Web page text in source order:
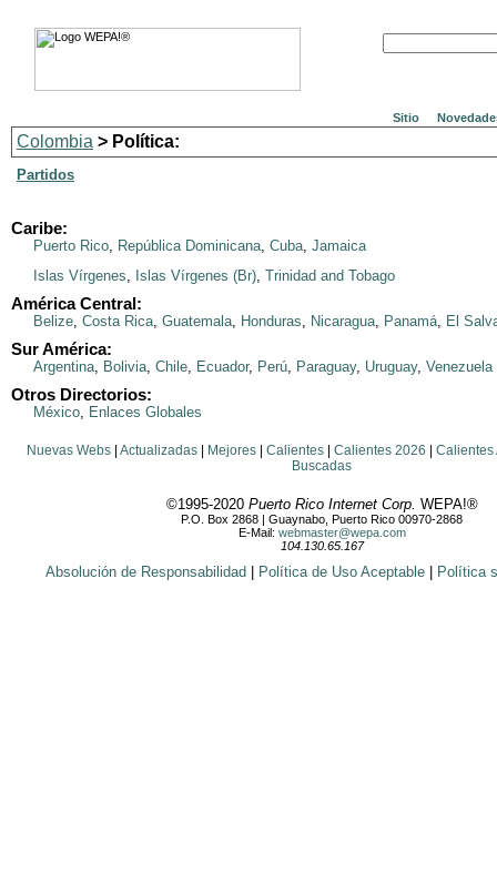
Sitio
Colombia > Política:
Partidos
Caribe:
Puerto Rico, República Dominicana, Cuba, Jamaica
Islas Vírgenes, Islas Vírgenes (Br), Trinidad and Tobago
América Central:
Belize, Costa Rica, Guatemala, Honduras, Nicaragua, Panamá, El
Sur América:
Argentina, Bolivia, Chile, Ecuador, Perú, Paraguay, Uruguay, Venezuela
Otros Directorios:
México, Enlaces Globales
Nuevas Webs| Actualizadas| Mejores| Calientes| Calientes 2026
Calientes
Buscadas
©1995-2020 Puerto Rico Internet Corp. WEPA!®
P.O. Box 2868 | Guaynabo, Puerto Rico 00970-2868
E-Mail: webmaster@wepa.com
104.130.65.167
Absolución de Responsabilidad Política de Uso Aceptable Política